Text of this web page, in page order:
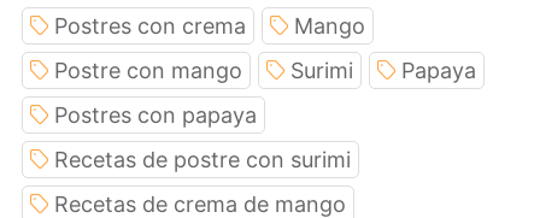
Postres con crema
Mango
Postre con mango
Surimi
Papaya
Postres con papaya
Recetas de postre con surimi
Recetas de crema de mango